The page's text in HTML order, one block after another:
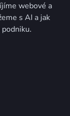
webové a
s AI a jak